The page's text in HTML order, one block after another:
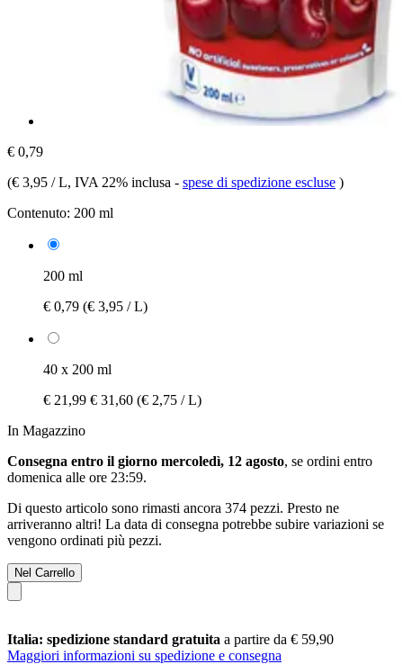
€ 0,79
(€ 3,95 / L, IVA 22% inclusa - spese di spedizione escluse )
Contenuto: 200 ml
200 ml
€ 0,79 (€ 3,95 / L)
40 x 200 ml
€ 21,99 € 31,60 (€ 2,75 / L)
In Magazzino
Consegna entro il giorno mercoledì, 12 agosto, se ordini entro
domenica alle ore 23:59.
Di questo articolo sono rimasti ancora 374 pezzi. Presto ne
arriveranno altri! La data di consegna potrebbe subire variazioni se
vengono ordinati più pezzi.
Nel Carrello
Italia: spedizione standard gratuita a partire da € 59,90
Maggiori informazioni su spedizione e consegna